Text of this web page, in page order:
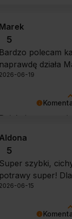
za
swoją
5
polecam
działa
06-19
5
szybki,
super!
06-15